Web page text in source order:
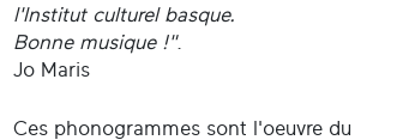
l'Institut culturel basque.
Bonne musique !".
Jo Maris
Ces phonogrammes sont l'oeuvre du